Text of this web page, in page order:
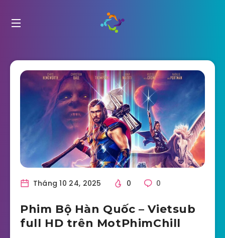
Tháng 10 24, 2025 0 0
Phim Bộ Hàn Quốc – Vietsub
full HD trên MotPhimChill